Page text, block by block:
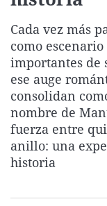
Cada vez más
como
importantes de
ese auge
consolidan
nombre de
fuerza entre
anillo: una
historia